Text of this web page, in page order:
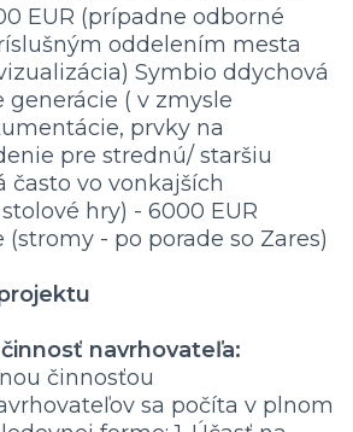
EUR (prípadne odborné
oddelením mesta
Symbio ddychová
generácie ( v zmysle
prvky na
pre strednú/ staršiu
často vo vonkajších
hry) - 6000 EUR
(stromy - po porade so Zares)
navrhovateľa:
činnosťou
sa počíta v plnom